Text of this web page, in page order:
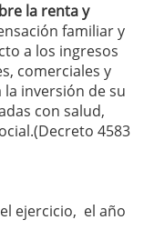
la renta y
familiar y
a los ingresos
comerciales y
inversión de su
con salud,
4583
ejercicio, el año